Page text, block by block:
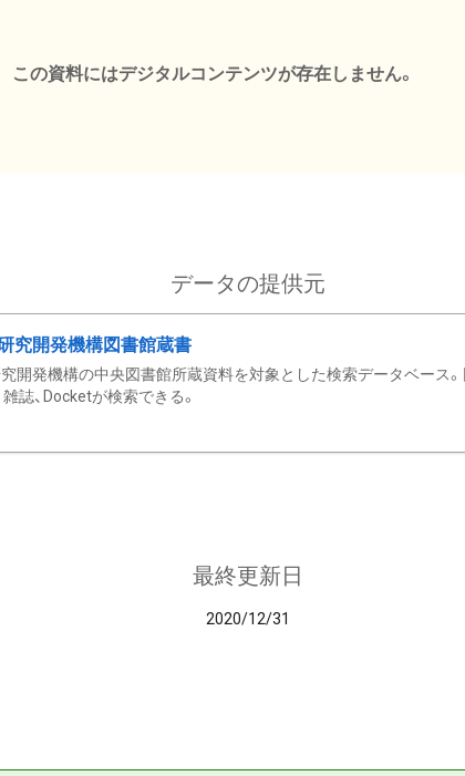
この資料にはデジタルコンテンツが存在しません。
データの提供元
究開発機構図書館蔵書
開発機構の中央図書館所蔵資料を対象とした検索データベース
雑誌、Docketが検索できる。
最終更新日
2020/12/31